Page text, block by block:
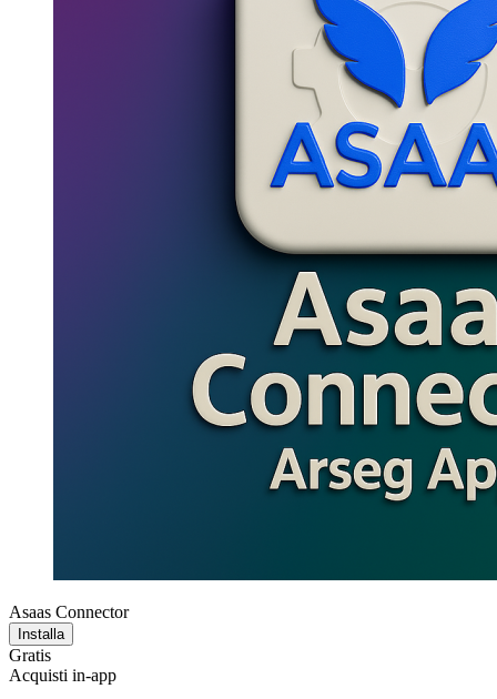
Asaas Connector
Installa
Gratis
Acquisti in-app